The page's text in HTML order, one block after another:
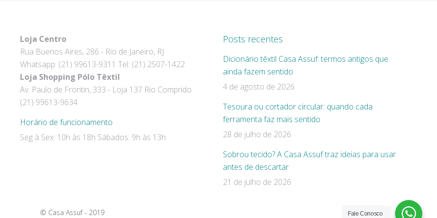
Loja Centro
Rua Buenos Aires, 286 - Rio de Janeiro, RJ
Whatsapp: (21) 99613-9311 Tel: (21) 2507-1422
Loja Shopping Pólo Têxtil
Av. Paulo de Frontin, 333 - Loja 137 Rio Comprido
(21) 99613-9634
Horário de funcionamento
Seg à Sex: 10h às 18h Sábados: 9h às 13h
Posts recentes
Dicionário têxtil Casa Assuf: termos antigos que
ainda fazem sentido
4 de agosto de 2026
Tesoura ou cortador circular: quando cada
ferramenta faz mais sentido
28 de julho de 2026
Sobrou tecido? A Casa Assuf traz ideias para usar
antes de descartar
21 de julho de 2026
© Casa Assuf - 2019 Fale Conosco